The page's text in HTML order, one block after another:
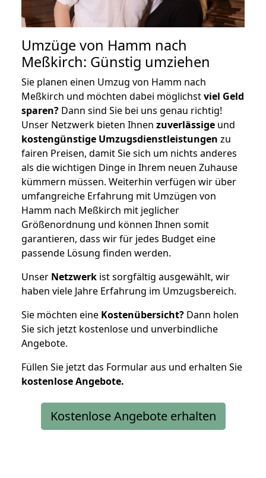
Umzüge von Hamm nach
Meßkirch: Günstig umziehen
Sie planen einen Umzug von Hamm nach
Meßkirch und möchten dabei möglichstviel Geld
sparen? Dann sind Sie bei uns genau richtig!
Unser Netzwerk bieten Ihnen zuverlässige und
kostengünstige Umzugsdienstleistungen zu
fairen Preisen, damit Sie sich um nichts anderes
als die wichtigen Dinge in Ihrem neuen Zuhause
kümmern müssen. Weiterhin verfügen wir über
umfangreiche Erfahrung mit Umzügen von
Hamm nach Meßkirch mit jeglicher
Größenordnung und können Ihnen somit
garantieren, dass wir für jedes Budget eine
passende Lösung finden werden.
Unser Netzwerk ist sorgfältig ausgewählt, wir
haben viele Jahre Erfahrung im Umzugsbereich.
Sie möchten eine Kostenübersicht? Dann holen
Sie sich jetzt kostenlose und unverbindliche
Angebote.
Füllen Sie jetzt das Formular aus und erhalten Sie
kostenloseAngebote.
Kostenlose Angebote erhalten